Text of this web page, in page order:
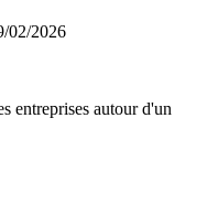
02/2026
entreprises autour d'un